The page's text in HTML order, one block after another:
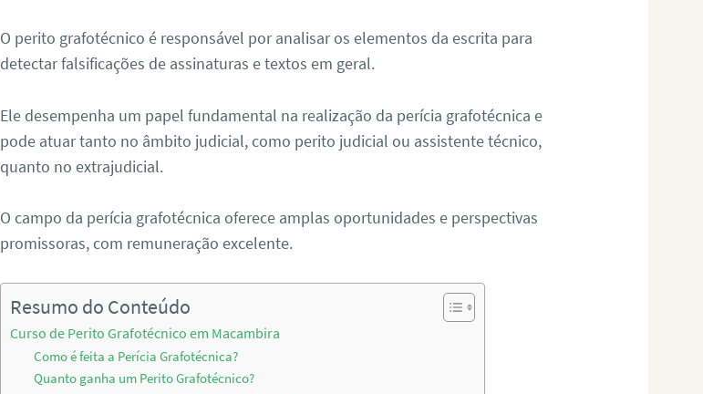
O perito grafotécnico é responsável por analisar os elementos da escrita para
detectar falsificações de assinaturas e textos em geral.
Ele desempenha um papel fundamental na realização da perícia grafotécnica e
pode atuar tanto no âmbito judicial, como perito judicial ou assistente técnico,
quanto no extrajudicial.
O campo da perícia grafotécnica oferece amplas oportunidades e perspectivas
promissoras, com remuneração excelente.
Resumo do Conteúdo
Curso de Perito Grafotécnico em Macambira
Como é feita a Perícia Grafotécnica?
Quanto ganha um Perito Grafotécnico?